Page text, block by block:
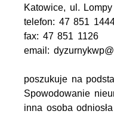
Katowice, ul.
telefon: 47 851
fax: 47 851 1126
email:
poszukuje na
Spowodowanie
inna osoba